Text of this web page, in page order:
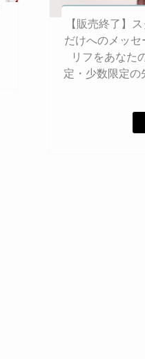
【販売終了】
だけへのメッ
リフをあなた
定・少数限定